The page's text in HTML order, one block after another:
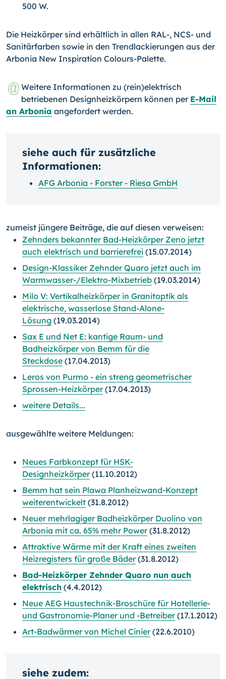
500 W.
Die Heizkörper sind erhältlich in allen RAL-, NCS- und
Sanitärfarben sowie in den Trendlackierungen aus der
Arbonia New Inspiration Colours-Palette.
Weitere Informationen zu (rein)elektrisch
betriebenen Designheizkörpern können per E-Mail
an Arbonia angefordert werden.
siehe auch für zusätzliche
Informationen:
AFG Arbonia - Forster - Riesa GmbH
zumeist jüngere Beiträge, die auf diesen verweisen:
Zehnders bekannter Bad-Heizkörper Zeno jetzt
auch elektrisch und barrierefrei (15.07.2014)
Design-Klassiker Zehnder Quaro jetzt auch im
Warmwasser-/Elektro-Mixbetrieb (19.03.2014)
Milo V: Vertikalheizkörper in Granitoptik als
elektrische, wasserlose Stand-Alone-
Lösung (19.03.2014)
Sax E und Net E: kantige Raum- und
Badheizkörper von Bemm für die
Steckdose (17.04.2013)
Leros von Purmo - ein streng geometrischer
Sprossen-Heizkörper(17.04.2013)
weitere Details...
ausgewählte weitere Meldungen:
Neues Farbkonzept für HSK-
Designheizkörper(11.10.2012)
Bemm hat sein Plawa Planheizwand-Konzept
weiterentwickelt (31.8.2012)
Neuer mehrlagiger Badheizkörper Duolino von
Arbonia mit ca. 65% mehr Power(31.8.2012)
Attraktive Wärme mit der Kraft eines zweiten
Heizregisters für große Bäder(31.8.2012)
Bad-Heizkörper Zehnder Quaro nun auch
elektrisch (4.4.2012)
Neue AEG Haustechnik-Broschüre für Hotellerie-
und Gastronomie-Planer und -Betreiber(17.1.2012)
Art-Badwärmer von Michel Cinier(22.6.2010)
siehe zudem: